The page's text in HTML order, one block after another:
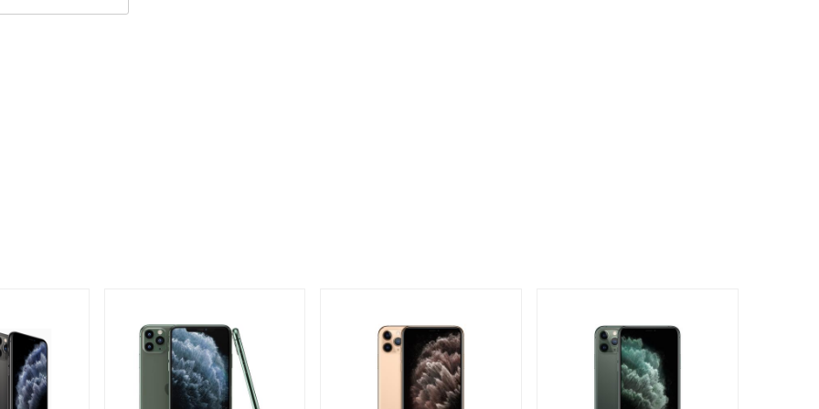
11 hàng Demo không có gì khác biệt so với hàng chính
và 256GB để đáp ứng nhu cầu lưu trữ của người dùng.
là điểm khác biệt duy nhất giữa iPhone 11 Demo và chính